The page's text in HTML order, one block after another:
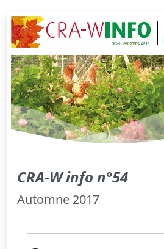
CRA-W info n°54
Automne 2017